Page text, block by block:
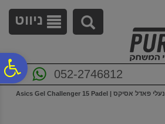
נגישות
ניווט
052-2746812
נעלי פאדל אסיקס | Asics Gel Challenger 15 Padel